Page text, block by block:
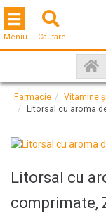
Cautare
Toggle navigation
Meniu
Farmacie
Vitamine
Litorsal cu aroma
Litorsal cu
comprimate,